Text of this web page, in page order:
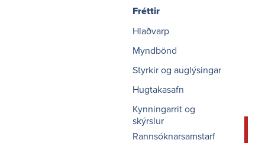
Fréttir
Hlaðvarp
Myndbönd
Styrkir og auglýsingar
Hugtakasafn
Kynningarrit og
skýrslur
Rannsóknarsamstarf